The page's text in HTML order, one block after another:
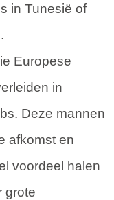
in Tunesië of
Europese
in
Deze mannen
afkomst en
voordeel halen
grote